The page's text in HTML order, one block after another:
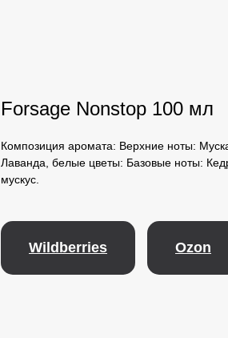
Forsage Nonstop 100 мл
Композиция аромата: Верхние ноты:
Лаванда, белые цветы: Базовые ноты:
мускус.
Wildberries Ozon